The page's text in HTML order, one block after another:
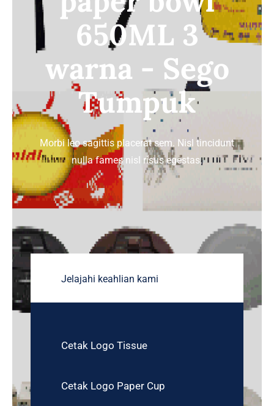
TENTANG HOREKA
HUBUNGI KAMI
650ML 3
warna - Sego
Tumpuk
Morbi leo sagittis placerat sem. Nisl tincidunt
nulla fames nisl risus egestas.
Jelajahi keahlian kami
Cetak Logo Tissue
Cetak Logo Paper Cup